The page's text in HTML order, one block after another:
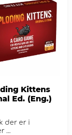
Kittens
Ed. (Eng.)
der er i
...